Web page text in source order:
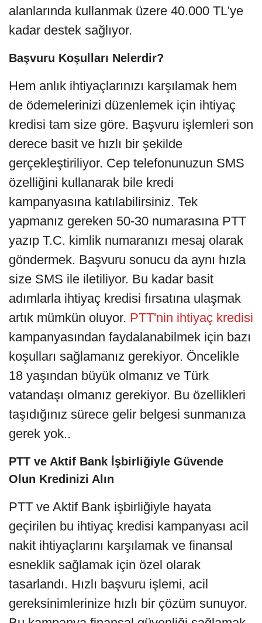
alanlarında kullanmak üzere 40.000 TL'ye
kadar destek sağlıyor.
Başvuru Koşulları Nelerdir?
Hem anlık ihtiyaçlarınızı karşılamak hem
de ödemelerinizi düzenlemek için ihtiyaç
kredisi tam size göre. Başvuru işlemleri son
derece basit ve hızlı bir şekilde
gerçekleştiriliyor. Cep telefonunuzun SMS
özelliğini kullanarak bile kredi
kampanyasına katılabilirsiniz. Tek
yapmanız gereken 50-30 numarasına PTT
yazıp T.C. kimlik numaranızı mesaj olarak
göndermek. Başvuru sonucu da aynı hızla
size SMS ile iletiliyor. Bu kadar basit
adımlarla ihtiyaç kredisi fırsatına ulaşmak
artık mümkün oluyor. PTT'nin ihtiyaç kredisi
kampanyasından faydalanabilmek için bazı
koşulları sağlamanız gerekiyor. Öncelikle
18 yaşından büyük olmanız ve Türk
vatandaşı olmanız gerekiyor. Bu özellikleri
taşıdığınız sürece gelir belgesi sunmanıza
gerek yok..
PTT ve Aktif Bank İşbirliğiyle Güvende
Olun Kredinizi Alın
PTT ve Aktif Bank işbirliğiyle hayata
geçirilen bu ihtiyaç kredisi kampanyası acil
nakit ihtiyaçlarını karşılamak ve finansal
esneklik sağlamak için özel olarak
tasarlandı. Hızlı başvuru işlemi, acil
gereksinimlerinize hızlı bir çözüm sunuyor.